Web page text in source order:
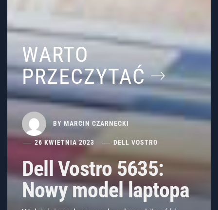
WARTO
PRZECZYTAĆ
BY MARCIN CZARNECKI
26 KWIETNIA 2023 DELL VOSTRO
Dell Vostro 5635:
Nowy model laptopa